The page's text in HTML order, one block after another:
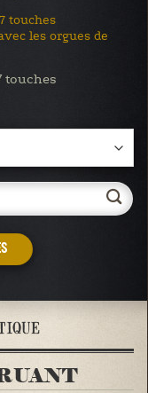
touches
les orgues de
touches